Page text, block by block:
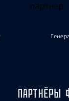
ПАРТНЁРЫ